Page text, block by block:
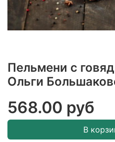
Пельмени с
Ольги
568.00 руб
В